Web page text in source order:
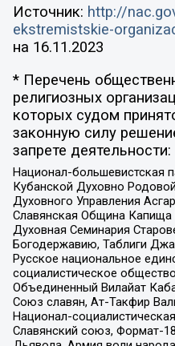
Источник: http://
ekstremistskie-
на 16.11.2023
* Перечень
религиозных
которых судом
законную силу
запрете деятельности:
Национал-большевистская
Кубанской Духовно
Духовного Управления
Славянская Община
Духовная Семинария
Богодержавию, Таблиги
Русское национальное
социалистическое
Объединенный Вилайат
Союз славян, Ат-Такфир
Национал-
Славянский союз, Формат-